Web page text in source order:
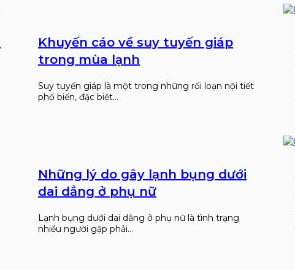
Khuyến cáo về suy tuyến giáp
trong mùa lạnh
Suy tuyến giáp là một trong những rối loạn nội tiết
phổ biến, đặc biệt…
Những lý do gây lạnh bụng dưới
dai dẳng ở phụ nữ
Lạnh bụng dưới dai dẳng ở phụ nữ là tình trạng
nhiều người gặp phải…